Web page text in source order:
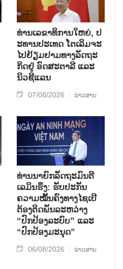
ທ່ານ​ເລ​ຂາ​ທິ​ການ​ໃຫຍ່, ປ​
ະ​ທານ​ປະ​ເທດ ໂຕ​ເລິມ​ຈະ​
ໄປ​ຢ້ຽມ​ຢາມ​ທາງ​ລັດ​ຖະ​
ກິດ​ຢູ່ ອົດ​ສະ​ຕາ​ລີ ແລະ
ນິວ​ຊີ​ແລນ
07/08/2026 ຂ່າວສານ
ທ່ານນາຍົກລັດຖະມົນຕີ
ເລມິນຮຶງ: ຮັບປະກັນ
ຄວາມໝັ້ນຄົງທາງໄຊເບີ
ຕ້ອງຕິດພັນລະຫວ່າງ
“ປົກປ້ອງລະບົບ” ແລະ
“ປົກປ້ອງມະນຸດ”
06/08/2026 ຂ່າວສານ